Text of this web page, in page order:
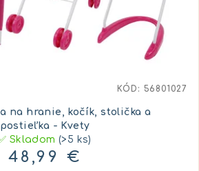
na hranie, kočík, stolička a
postieľka - Kvety
Skladom(>5 ks)
48,99 €
KÓD: 56801027